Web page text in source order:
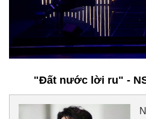
"Đất nước lời ru" -